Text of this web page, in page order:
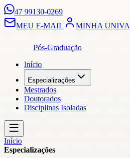
47 99130-0269
MEU E-MAIL
MINHA
Pós-Graduação
Início
Especializações
Mestrados
Doutorados
Disciplinas Isoladas
Início
Especializações